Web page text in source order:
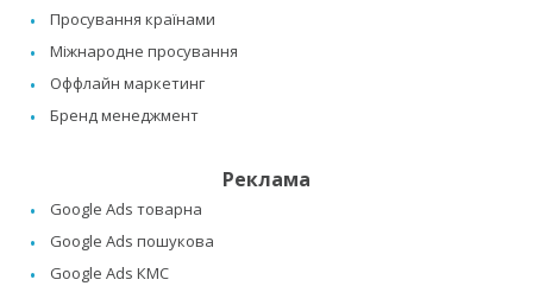
Просування країнами
Міжнародне просування
Оффлайн маркетинг
Бренд менеджмент
Реклама
Google Ads товарна
Google Ads пошукова
Google Ads КМС